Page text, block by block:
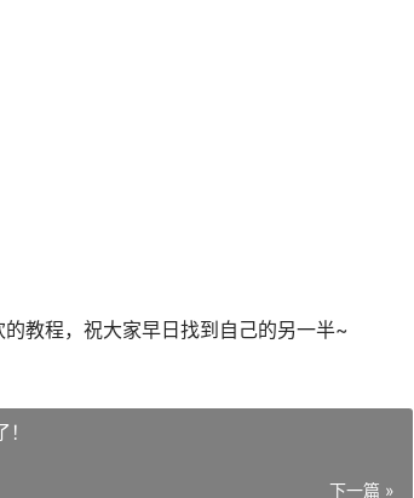
教程，祝大家早日找到自己的另一半~
下一篇 »